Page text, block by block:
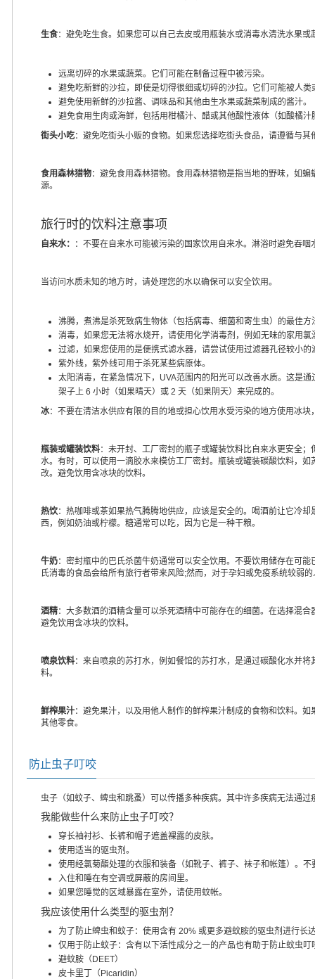
生食：避免吃生食。如果您可以自己去皮或用瓶装水或消毒水清洗水果
远离切碎的水果或蔬菜。它们可能在制备过程中被污染。
避免吃新鲜的沙拉，即使是切得很细或切碎的沙拉。它们可能被人
避免使用新鲜的沙拉酱、调味品和其他由生水果或蔬菜制成的酱汁。
避免食用生肉或海鲜，包括用柑橘汁、醋或其他酸性液体（如酸橘汁
街头小吃：避免吃街头小贩的食物。如果您选择吃街头食品，请遵循与
食用森林猎物：避免食用森林猎物。食用森林猎物是指当地的野味，如
源。
旅行时的饮料注意事项
自来水： ：不要在自来水可能被污染的国家饮用自来水。淋浴时避免吞
当访问水质未知的地方时，请处理您的水以确保可以安全饮用。
沸腾，煮沸是杀死致病生物体（包括病毒、细菌和寄生虫）的最佳方
消毒，如果您无法将水烧开，请使用化学消毒剂，例如无味的家用
过滤，如果您使用的是便携式滤水器，请尝试使用过滤器孔径较小
紫外线，紫外线可用于杀死某些病原体。
太阳消毒，在紧急情况下，UVA范围内的阳光可以改善水质。这是
架子上 6 小时（如果晴天）或 2 天（如果阴天）来完成的。
冰：不要在清洁水供应有限的目的地或担心饮用水受污染的地方使用冰
瓶装或罐装饮料：未开封、工厂密封的瓶子或罐装饮料比自来水更安全
水。有时，可以使用一滴胶水来模仿工厂密封。瓶装或罐装碳酸饮料，
改。避免饮用含冰块的饮料。
热饮：热咖啡或茶如果热气腾腾地供应，应该是安全的。喝酒前让它冷
西，例如奶油或柠檬。糖通常可以吃，因为它是一种干粮。
牛奶：密封瓶中的巴氏杀菌牛奶通常可以安全饮用。不要饮用储存在可
氏消毒的食品会给所有旅行者带来风险;然而，对于孕妇或免疫系统较弱
酒精：大多数酒的酒精含量可以杀死酒精中可能存在的细菌。在选择混
避免饮用含冰块的饮料。
喷泉饮料：来自喷泉的苏打水，例如餐馆的苏打水，是通过碳酸化水并
料。
鲜榨果汁：避免果汁，以及用他人制作的鲜榨果汁制成的食物和饮料。
其他零食。
防止虫子叮咬
虫子（如蚊子、蜱虫和跳蚤）可以传播多种疾病。其中许多疾病无法通
我能做些什么来防止虫子叮咬？
穿长袖衬衫、长裤和帽子遮盖裸露的皮肤。
使用适当的驱虫剂。
使用经氯菊酯处理的衣服和装备（如靴子、裤子、袜子和帐篷）。
入住和睡在有空调或屏蔽的房间里。
如果您睡觉的区域暴露在室外，请使用蚊帐。
我应该使用什么类型的驱虫剂？
为了防止蜱虫和蚊子：使用含有 20% 或更多避蚊胺的驱虫剂进行长
仅用于防止蚊子：含有以下活性成分之一的产品也有助于防止蚊虫
避蚊胺（DEET）
皮卡里丁（Picaridin）